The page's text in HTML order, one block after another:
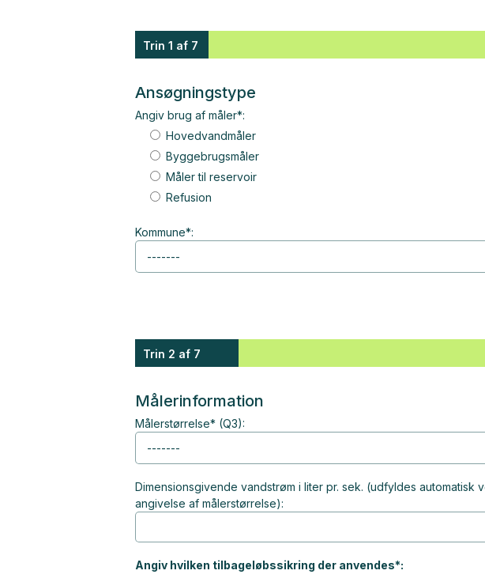
Trin 1 af 7
Ansøgningstype
Angiv brug af måler*:
Hovedvandmåler
Byggebrugsmåler
Måler til reservoir
Refusion
Kommune*:
Trin 2 af 7
Målerinformation
Målerstørrelse* (Q3):
Dimensionsgivende vandstrøm i liter pr. sek. (udfyldes automatisk
angivelse af målerstørrelse):
Angiv hvilken tilbageløbssikring der anvendes*: